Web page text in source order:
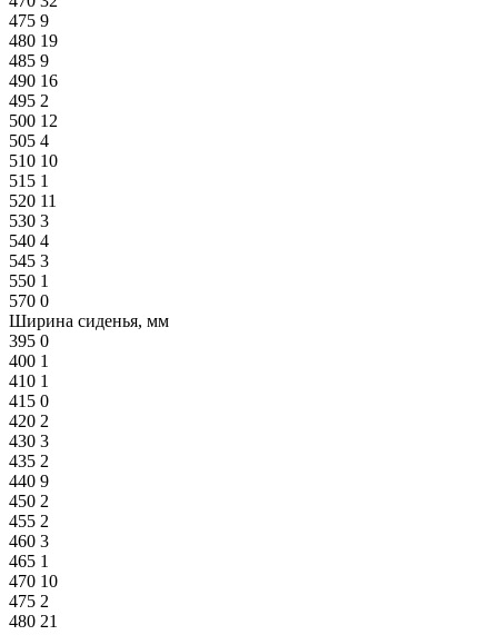
475 9
480 19
485 9
490 16
495 2
500 12
505 4
510 10
515 1
520 11
530 3
540 4
545 3
550 1
570 0
Ширина сиденья, мм
395 0
400 1
410 1
415 0
420 2
430 3
435 2
440 9
450 2
455 2
460 3
465 1
470 10
475 2
480 21